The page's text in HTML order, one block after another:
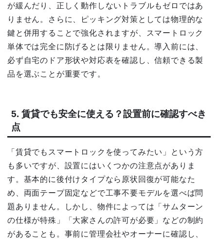
が緩んだり、正しく動作しないトラブルもゼロではあ
りません。さらに、ピッキング対策としては物理的な
鍵と併用することで強化されますが、スマートロック
単体では完全に防げるとは限りません。導入前には、
必ず自宅のドア形状や対応表を確認し、信頼できる製
品を選ぶことが重要です。
5. 賃貸でも安全に使える？設置前に確認すべき
点
「賃貸でもスマートロックを使ってみたい」という方
も多いですが、設置にはいくつかの注意点がありま
す。基本的に後付けタイプなら原状回復が可能なた
め、両面テープ固定などで工事不要モデルを選べば問
題ありません。しかし、物件によっては「サムターン
の仕様が特殊」「大家さんの許可が必要」などの制約
があることも。事前に管理会社やオーナーに確認し、